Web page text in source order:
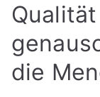
die